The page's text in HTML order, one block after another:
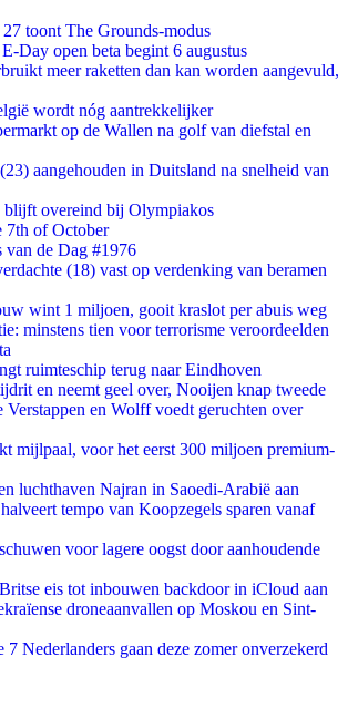
toont The Grounds-modus
Day open beta begint 6 augustus
meer raketten dan kan worden aangevuld,
wordt nóg aantrekkelijker
op de Wallen na golf van diefstal en
aangehouden in Duitsland na snelheid van
overeind bij Olympiakos
7th of October
van de Dag #1976
(18) vast op verdenking van beramen
wint 1 miljoen, gooit kraslot per abuis weg
minstens tien voor terrorisme veroordeelden
ruimteschip terug naar Eindhoven
en neemt geel over, Nooijen knap tweede
Verstappen en Wolff voedt geruchten over
mijlpaal, voor het eerst 300 miljoen premium-
luchthaven Najran in Saoedi-Arabië aan
tempo van Koopzegels sparen vanaf
voor lagere oogst door aanhoudende
eis tot inbouwen backdoor in iCloud aan
droneaanvallen op Moskou en Sint-
7 Nederlanders gaan deze zomer onverzekerd